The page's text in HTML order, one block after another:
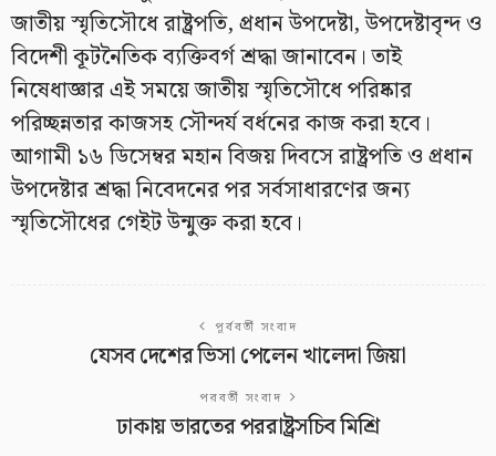
জাতীয় স্মৃতিসৌধে রাষ্ট্রপতি, প্রধান উপদেষ্টা, উপদেষ্টাবৃন্দ ও
বিদেশী কূটনৈতিক ব্যক্তিবর্গ শ্রদ্ধা জানাবেন। তাই
নিষেধাজ্ঞার এই সময়ে জাতীয় স্মৃতিসৌধে পরিষ্কার
পরিচ্ছন্নতার কাজসহ সৌন্দর্য বর্ধনের কাজ করা হবে।
আগামী ১৬ ডিসেম্বর মহান বিজয় দিবসে রাষ্ট্রপতি ও প্রধান
উপদেষ্টার শ্রদ্ধা নিবেদনের পর সর্বসাধারণের জন্য
স্মৃতিসৌধের গেইট উন্মুক্ত করা হবে।
পূর্ববর্তী সংবাদ
যেসব দেশের ভিসা পেলেন খালেদা জিয়া
পরবর্তী সংবাদ
ঢাকায় ভারতের পররাষ্ট্রসচিব মিশ্রি